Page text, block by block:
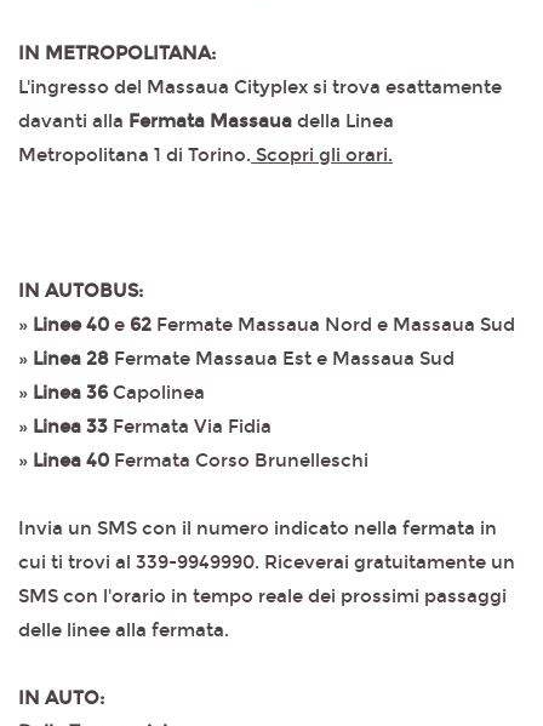
IN METROPOLITANA:
L'ingresso del Massaua Cityplex si trova esattamente
davanti alla Fermata Massaua della Linea
Metropolitana 1 di Torino. Scopri gli orari.
IN AUTOBUS:
» Linee 40 e 62 Fermate Massaua Nord e Massaua Sud
» Linea 28 Fermate Massaua Est e Massaua Sud
» Linea 36 Capolinea
» Linea 33 Fermata Via Fidia
» Linea 40 Fermata Corso Brunelleschi
Invia un SMS con il numero indicato nella fermata in
cui ti trovi al 339-9949990. Riceverai gratuitamente un
SMS con l'orario in tempo reale dei prossimi passaggi
delle linee alla fermata.
IN AUTO: